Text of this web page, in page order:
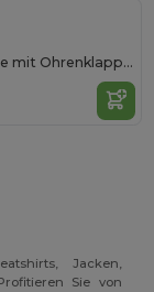
Wärmende Polyacryl-Mütze mit Ohrenklappen
Jacken,
Sie von